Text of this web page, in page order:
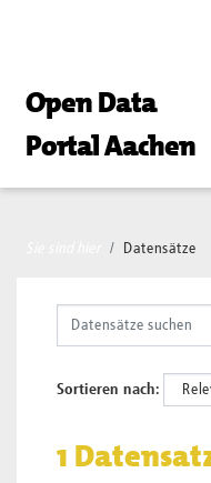
Open Data
Portal Aachen
Datensätze
Sortieren nach
1